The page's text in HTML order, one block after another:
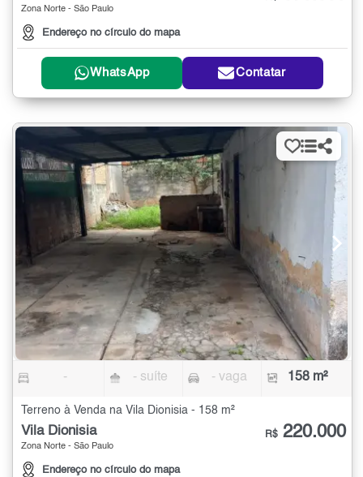
Zona Norte - São Paulo
Endereço no círculo do mapa
WhatsApp Contatar
- - suíte - vaga 158 m²
Terreno à Venda na Vila Dionisia - 158 m²
Vila Dionisia
Zona Norte - São Paulo
Endereço no círculo do mapa
R$ 220.000